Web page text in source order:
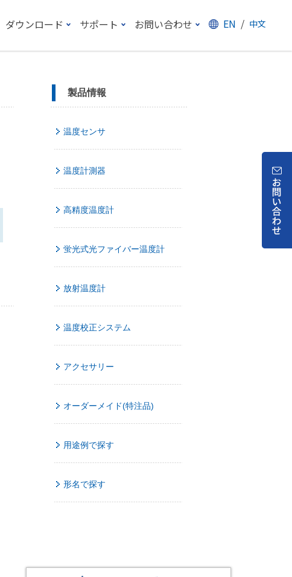
ダウンロード サポート お問い合わせ EN / 中文
製品情報
温度センサ
温度計測器
高精度温度計
蛍光式光ファイバー温度計
放射温度計
温度校正システム
アクセサリー
オーダーメイド(特注品)
用途例で探す
形名で探す